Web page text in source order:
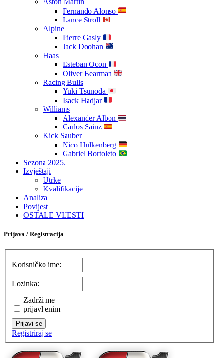
Aston Martin
Fernando Alonso
Lance Stroll
Alpine
Pierre Gasly
Jack Doohan
Haas
Esteban Ocon
Oliver Bearman
Racing Bulls
Yuki Tsunoda
Isack Hadjar
Williams
Alexander Albon
Carlos Sainz
Kick Sauber
Nico Hulkenberg
Gabriel Bortoleto
Sezona 2025.
Izvještaji
Utrke
Kvalifikacije
Analiza
Povijest
OSTALE VIJESTI
Prijava / Registracija
Korisničko ime:
Lozinka:
Zadrži me
prijavljenim
Prijavi se
Registriraj se